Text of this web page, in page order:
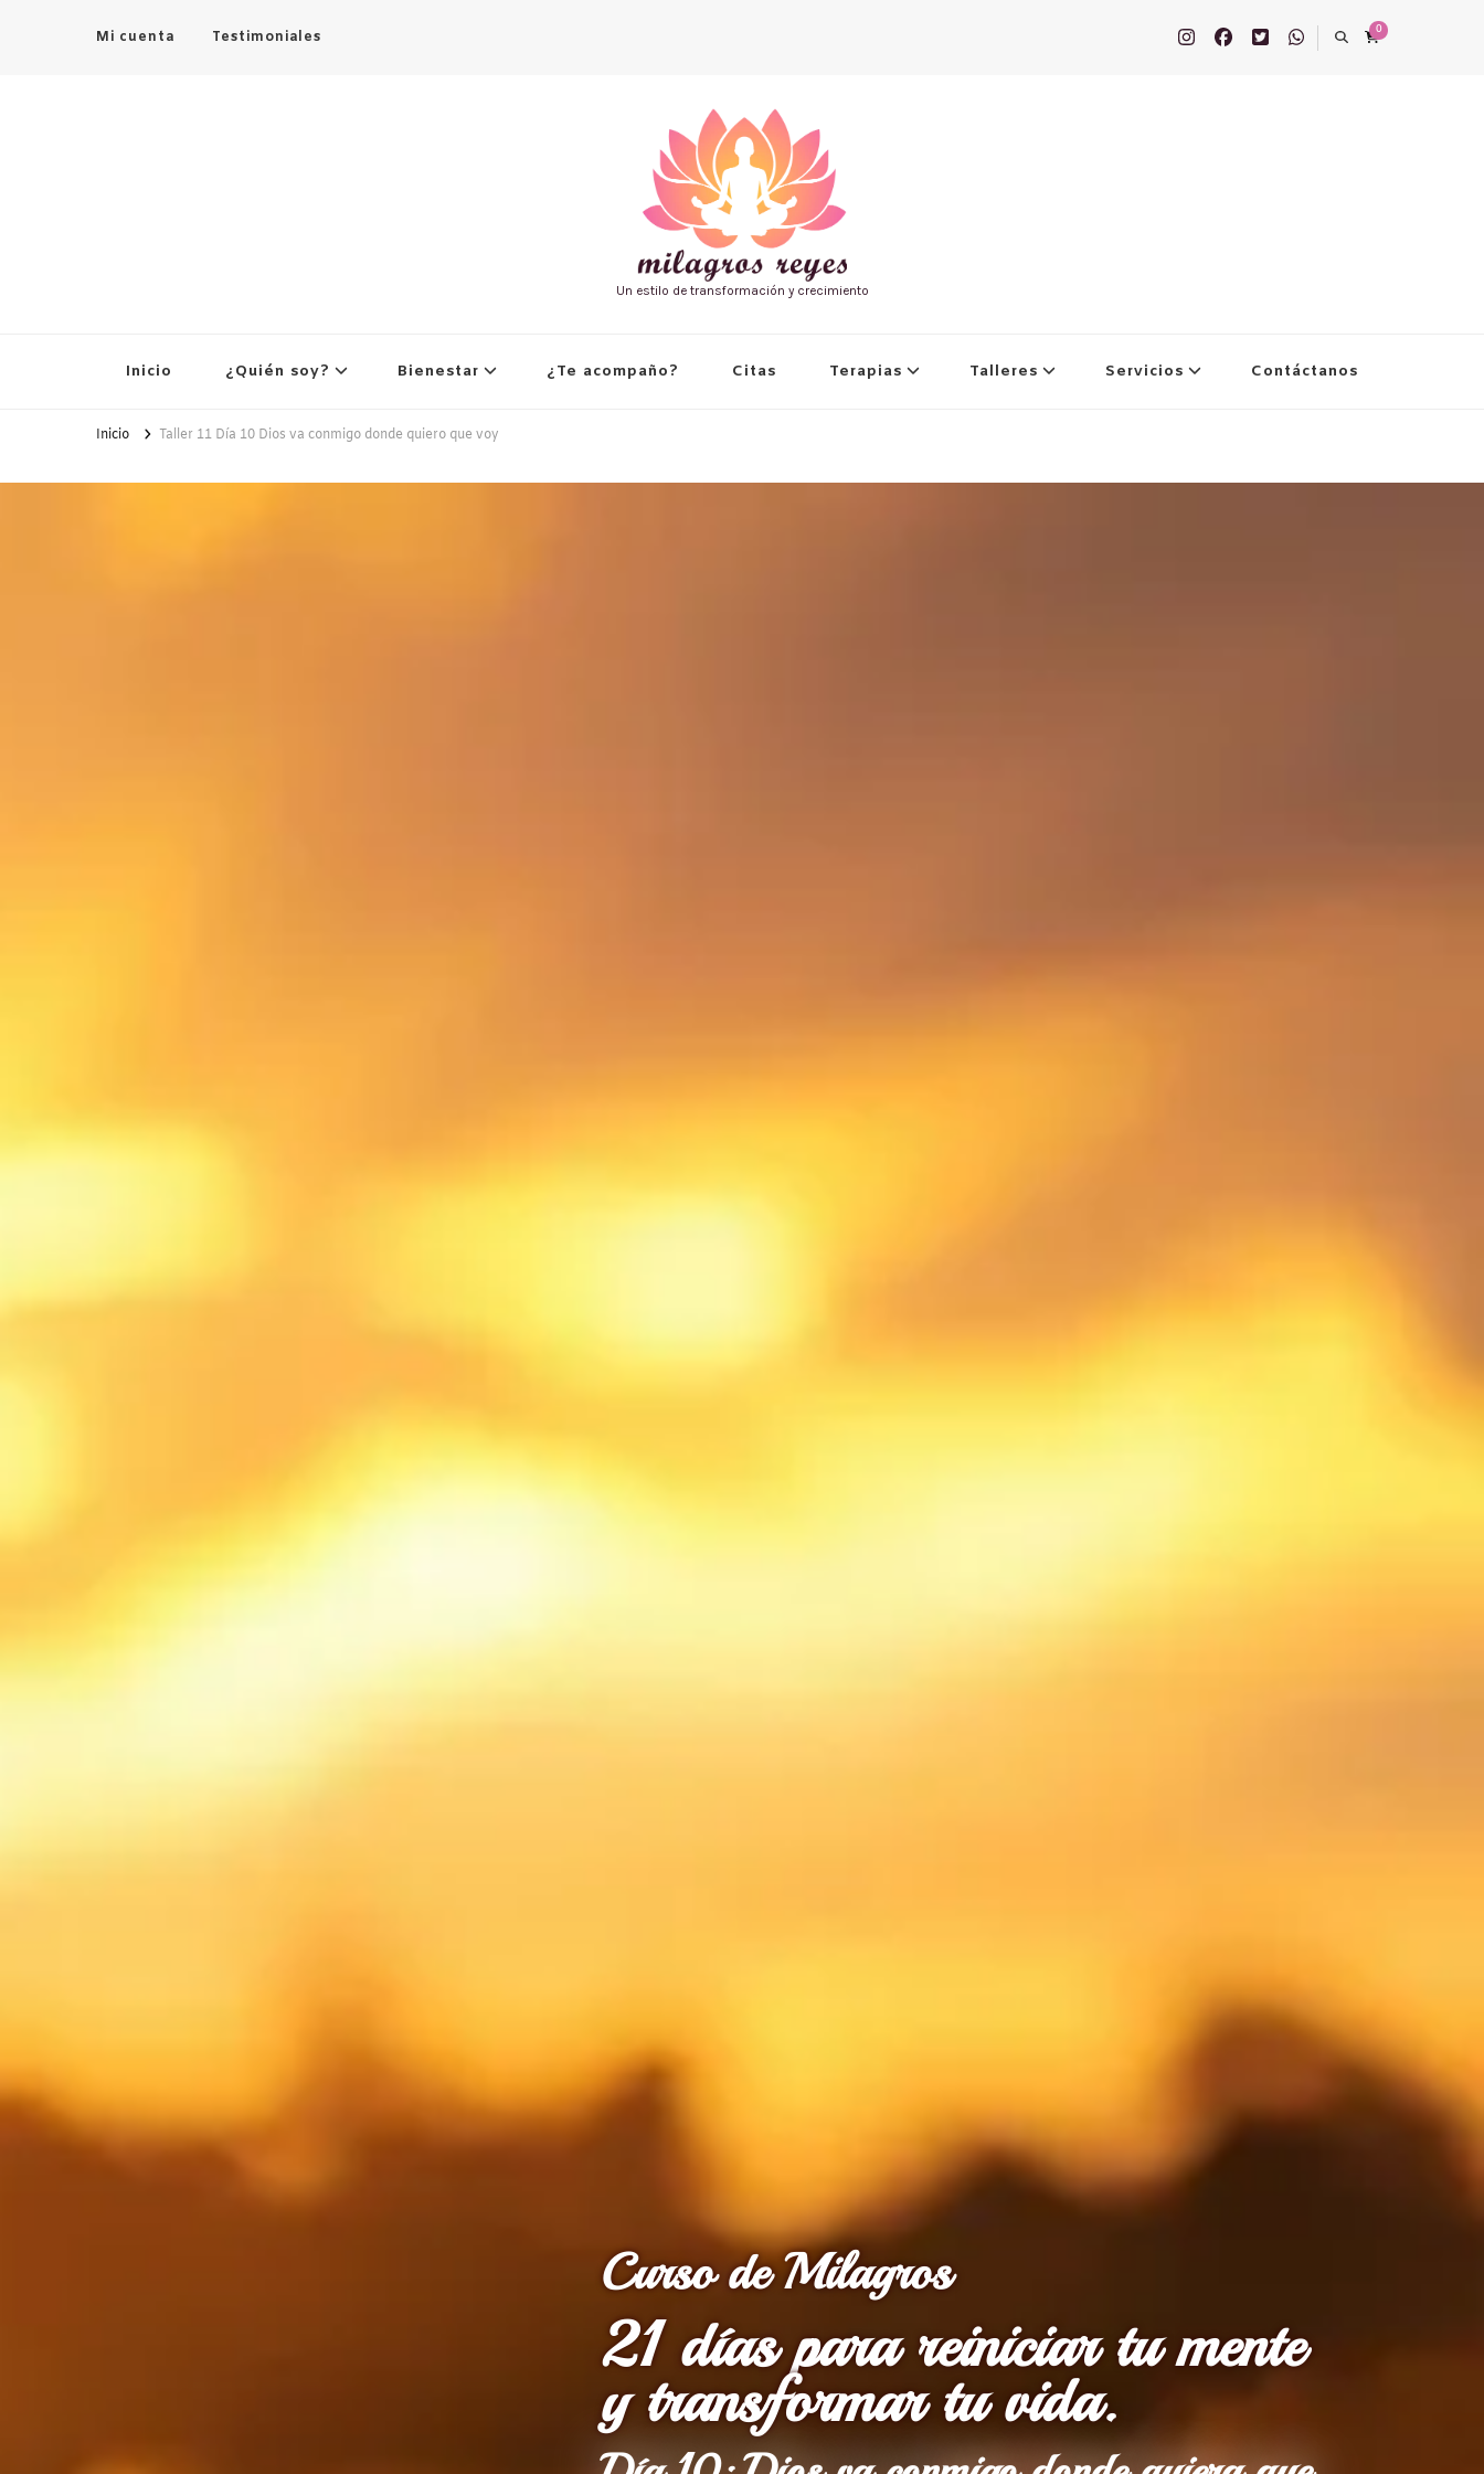
Mi cuenta Testimoniales 0
Un estilo de transformación y crecimiento
Inicio ¿Quién soy? Bienestar ¿Te acompaño? Citas Terapias Talleres Servicios Contáctanos
Inicio Taller 11 Día 10 Dios va conmigo donde quiero que voy
Curso de Milagros
21 días para reiniciar tu mente
y transformar tu vida.